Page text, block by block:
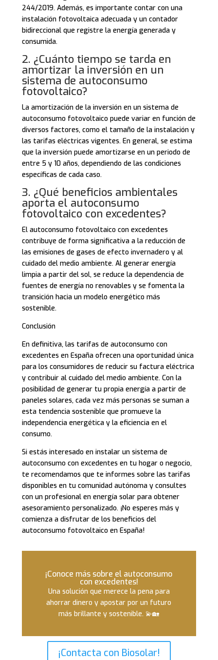
244/2019. Además, es importante contar con una
instalación fotovoltaica adecuada y un contador
bidireccional que registre la energía generada y
consumida.
2. ¿Cuánto tiempo se tarda en
amortizar la inversión en un
sistema de autoconsumo
fotovoltaico?
La amortización de la inversión en un sistema de
autoconsumo fotovoltaico puede variar en función de
diversos factores, como el tamaño de la instalación y
las tarifas eléctricas vigentes. En general, se estima
que la inversión puede amortizarse en un periodo de
entre 5 y 10 años, dependiendo de las condiciones
específicas de cada caso.
3. ¿Qué beneficios ambientales
aporta el autoconsumo
fotovoltaico con excedentes?
El autoconsumo fotovoltaico con excedentes
contribuye de forma significativa a la reducción de
las emisiones de gases de efecto invernadero y al
cuidado del medio ambiente. Al generar energía
limpia a partir del sol, se reduce la dependencia de
fuentes de energía no renovables y se fomenta la
transición hacia un modelo energético más
sostenible.
Conclusión
En definitiva, las tarifas de autoconsumo con
excedentes en España ofrecen una oportunidad única
para los consumidores de reducir su factura eléctrica
y contribuir al cuidado del medio ambiente. Con la
posibilidad de generar tu propia energía a partir de
paneles solares, cada vez más personas se suman a
esta tendencia sostenible que promueve la
independencia energética y la eficiencia en el
consumo.
Si estás interesado en instalar un sistema de
autoconsumo con excedentes en tu hogar o negocio,
te recomendamos que te informes sobre las tarifas
disponibles en tu comunidad autónoma y consultes
con un profesional en energía solar para obtener
asesoramiento personalizado. ¡No esperes más y
comienza a disfrutar de los beneficios del
autoconsumo fotovoltaico en España!
¡Conoce más sobre el autoconsumo
con excedentes!
Una solución que merece la pena para
ahorrar dinero y apostar por un futuro
más brillante y sostenible. 💫🏡
¡Contacta con Biosolar!